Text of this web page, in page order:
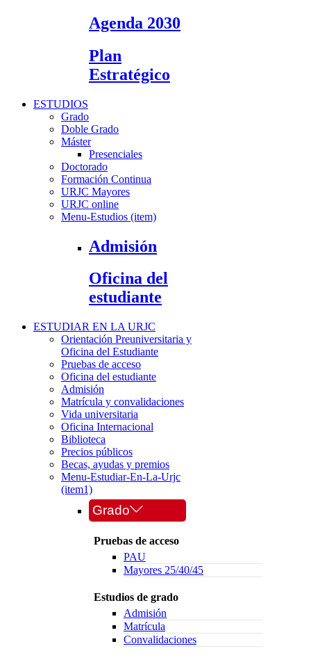
Agenda 2030
Plan
Estratégico
ESTUDIOS
Grado
Doble Grado
Máster
Presenciales
Doctorado
Formación Continua
URJC Mayores
URJC online
Menu-Estudios (item)
Admisión
Oficina del
estudiante
ESTUDIAR EN LA URJC
Orientación Preuniversitaria y
Oficina del Estudiante
Pruebas de acceso
Oficina del estudiante
Admisión
Matrícula y convalidaciones
Vida universitaria
Oficina Internacional
Biblioteca
Precios públicos
Becas, ayudas y premios
Menu-Estudiar-En-La-Urjc
(item1)
Grado
Pruebas de acceso
PAU
Mayores 25/40/45
Estudios de grado
Admisión
Matrícula
Convalidaciones